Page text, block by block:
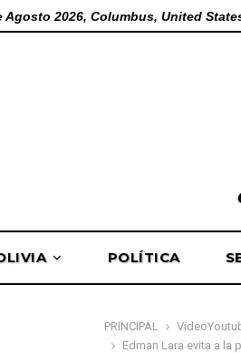
Agosto 2026, Columbus, United
POLÍTICA
PRINCIPAL
Edman Lara evita a la